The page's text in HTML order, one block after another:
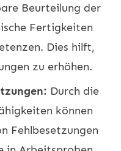
Beurteilung der
Fertigkeiten
Dies hilft,
zu erhöhen.
Durch die
können
Fehlbesetzungen